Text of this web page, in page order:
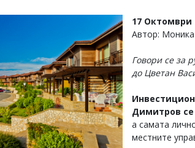
17 Октомври
Автор:
Говори се за
до Цветан
Димитров
а самата
местните